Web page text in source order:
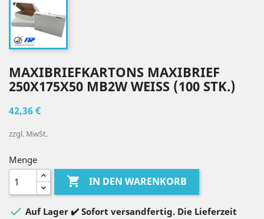
MAXIBRIEFKARTONS MAXIBRIEF
250X175X50 MB2W WEISS (100 STK.)
42,36 €
zzgl. MwSt.
Menge
 IN DEN WARENKORB
 Auf Lager ✔️ Sofort versandfertig. Die Lieferzeit